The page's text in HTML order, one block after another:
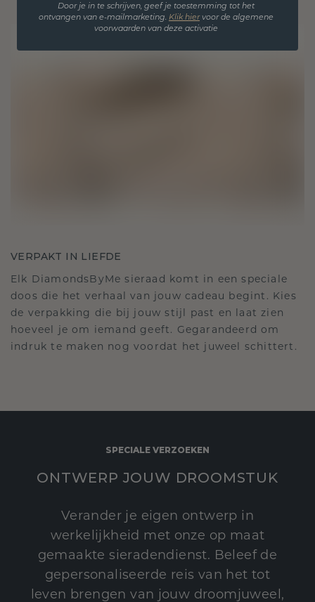
VERPAKT IN LIEFDE
Elk DiamondsByMe sieraad komt in een speciale
doos die het verhaal van jouw cadeau begint. Kies
de verpakking die bij jouw stijl past en laat zien
hoeveel je om iemand geeft. Gegarandeerd om
indruk te maken nog voordat het juweel schittert.
SPECIALE VERZOEKEN
ONTWERP JOUW DROOMSTUK
Verander je eigen ontwerp in
werkelijkheid met onze op maat
gemaakte sieradendienst. Beleef de
gepersonaliseerde reis van het tot
leven brengen van jouw droomjuweel,
Door je in te schrijven, geef je toestemming tot het
ontvangen van e-mailmarketing. Klik hiervoor de algemene
voorwaarden van deze activatie